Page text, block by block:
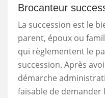
Brocanteur
La succession est le
parent, époux ou
qui règlementent le
succession. Après
démarche
faisable de demander